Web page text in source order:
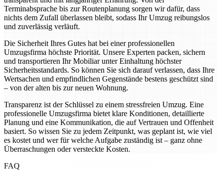
Terminabsprache bis zur Routenplanung sorgen wir dafür, dass
nichts dem Zufall überlassen bleibt, sodass Ihr Umzug reibungslos
und zuverlässig verläuft.
Die Sicherheit Ihres Gutes hat bei einer professionellen
Umzugsfirma höchste Priorität. Unsere Experten packen, sichern
und transportieren Ihr Mobiliar unter Einhaltung höchster
Sicherheitsstandards. So können Sie sich darauf verlassen, dass Ihre
Wertsachen und empfindlichen Gegenstände bestens geschützt sind
– von der alten bis zur neuen Wohnung.
Transparenz ist der Schlüssel zu einem stressfreien Umzug. Eine
professionelle Umzugsfirma bietet klare Konditionen, detaillierte
Planung und eine Kommunikation, die auf Vertrauen und Offenheit
basiert. So wissen Sie zu jedem Zeitpunkt, was geplant ist, wie viel
es kostet und wer für welche Aufgabe zuständig ist – ganz ohne
Überraschungen oder versteckte Kosten.
FAQ